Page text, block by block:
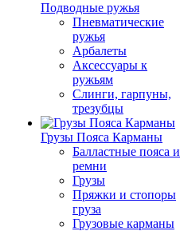
Подводные ружья
Пневматические
ружья
Арбалеты
Аксессуары к
ружьям
Слинги, гарпуны,
трезубцы
Грузы Пояса Карманы
Балластные пояса и
ремни
Грузы
Пряжки и стопоры
груза
Грузовые карманы